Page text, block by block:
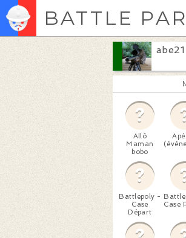
BATTLE
abe21
Allô
Maman
bobo
Battlepoly -
Case
Départ
Case